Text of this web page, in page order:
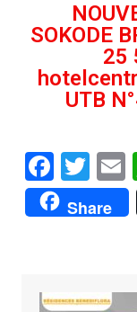
SOKODE
25
UTB
F
a
c
T
w
itt
Share